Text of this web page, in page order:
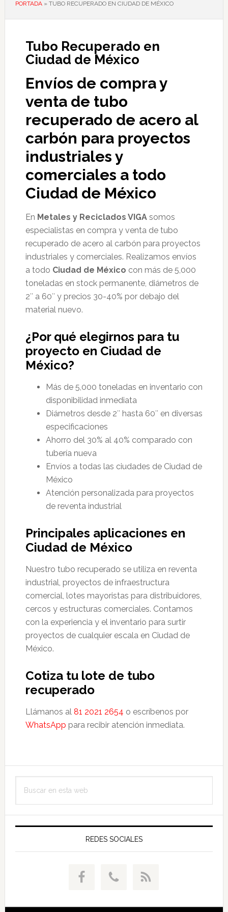
PORTADA» TUBO RECUPERADO EN CIUDAD DE MÉXICO
Tubo Recuperado en
Ciudad de México
Envíos de compra y
venta de tubo
recuperado de acero al
carbón para proyectos
industriales y
comerciales a todo
Ciudad de México
En Metales y Reciclados VIGAsomos
especialistas en compra y venta de tubo
recuperado de acero al carbón para proyectos
industriales y comerciales. Realizamos envíos
a todo Ciudad de México con más de 5,000
toneladas en stock permanente, diámetros de
2″ a 60″ y precios 30-40% por debajo del
material nuevo.
¿Por qué elegirnos para tu
proyecto en Ciudad de
México?
Más de 5,000 toneladas en inventario con
disponibilidad inmediata
Diámetros desde 2″ hasta 60″ en diversas
especificaciones
Ahorro del 30% al 40% comparado con
tubería nueva
Envíos a todas las ciudades de Ciudad de
México
Atención personalizada para proyectos
de reventa industrial
Principales aplicaciones en
Ciudad de México
Nuestro tubo recuperado se utiliza en reventa
industrial, proyectos de infraestructura
comercial, lotes mayoristas para distribuidores,
cercos y estructuras comerciales. Contamos
con la experiencia y el inventario para surtir
proyectos de cualquier escala en Ciudad de
México.
Cotiza tu lote de tubo
recuperado
Llámanos al 81 2021 2654 o escríbenos por
WhatsApp para recibir atención inmediata.
Barra
lateral
principal
REDES SOCIALES